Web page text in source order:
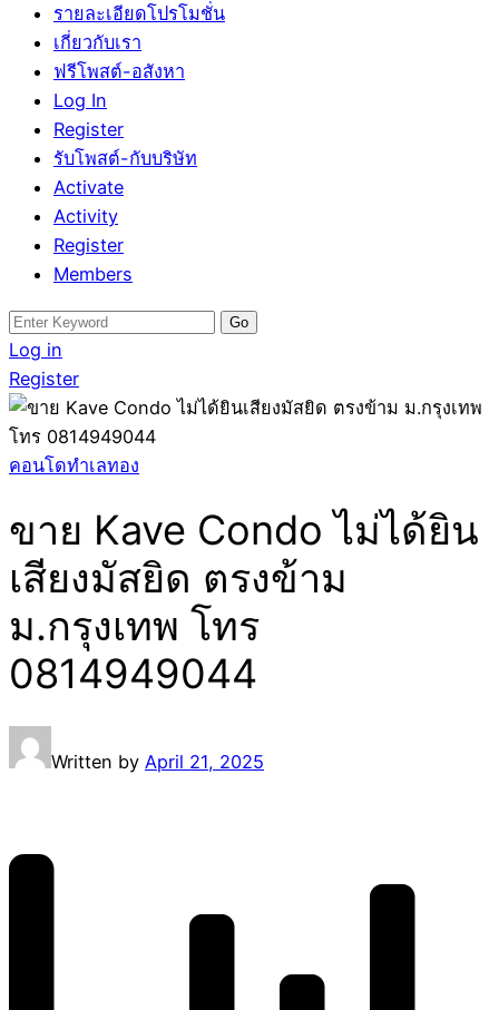
รายละเอียดโปรโมชั่น
เกี่ยวกับเรา
ฟรีโพสต์-อสังหา
Log In
Register
รับโพสต์-กับบริษัท
Activate
Activity
Register
Members
Search
for:
Log in
Register
คอนโดทำเลทอง
ขาย Kave Condo ไม่ได้ยิน
เสียงมัสยิด ตรงข้าม
ม.กรุงเทพ โทร
0814949044
Written by April 21, 2025